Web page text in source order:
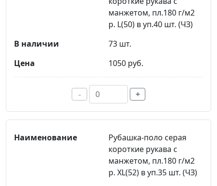
манжетом, пл.180 г/м2
р. L(50) в уп.40 шт. (ЧЗ)
73 шт.
1050 руб.
- +
Рубашка-поло серая
короткие рукава с
манжетом, пл.180 г/м2
р. XL(52) в уп.35 шт. (ЧЗ)